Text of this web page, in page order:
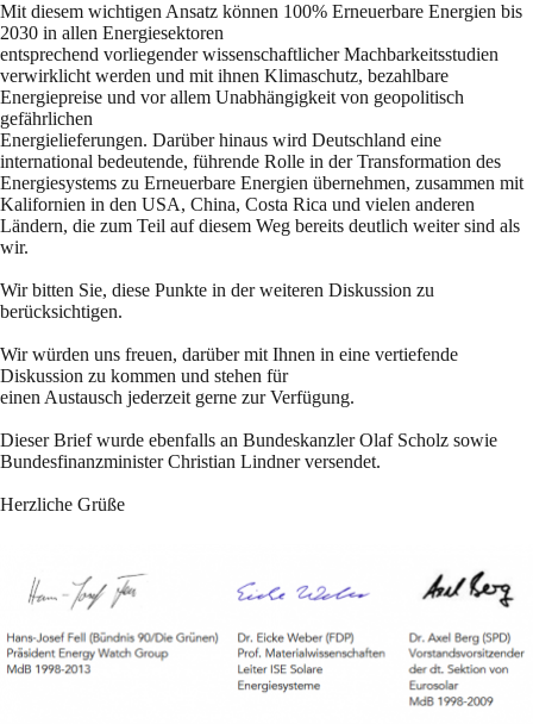
Mit diesem wichtigen Ansatz können 100% Erneuerbare Energien bis
2030 in allen Energiesektoren
entsprechend vorliegender wissenschaftlicher Machbarkeitsstudien
verwirklicht werden und mit ihnen Klimaschutz, bezahlbare
Energiepreise und vor allem Unabhängigkeit von geopolitisch
gefährlichen
Energielieferungen. Darüber hinaus wird Deutschland eine
international bedeutende, führende Rolle in der Transformation des
Energiesystems zu Erneuerbare Energien übernehmen, zusammen mit
Kalifornien in den USA, China, Costa Rica und vielen anderen
Ländern, die zum Teil auf diesem Weg bereits deutlich weiter sind als
wir.
Wir bitten Sie, diese Punkte in der weiteren Diskussion zu
berücksichtigen.
Wir würden uns freuen, darüber mit Ihnen in eine vertiefende
Diskussion zu kommen und stehen für
einen Austausch jederzeit gerne zur Verfügung.
Dieser Brief wurde ebenfalls an Bundeskanzler Olaf Scholz sowie
Bundesfinanzminister Christian Lindner versendet.
Herzliche Grüße